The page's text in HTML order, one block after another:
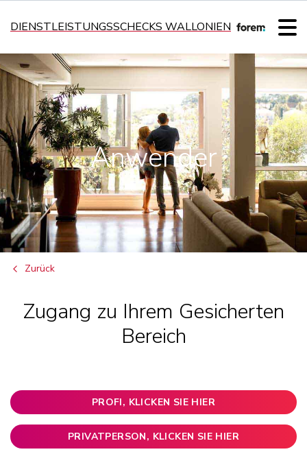
DIENSTLEISTUNGSSCHECKS WALLONIEN
Anwender
Zurück
Zugang zu Ihrem Gesicherten
Bereich
PROFI, KLICKEN SIE HIER
PRIVATPERSON, KLICKEN SIE HIER